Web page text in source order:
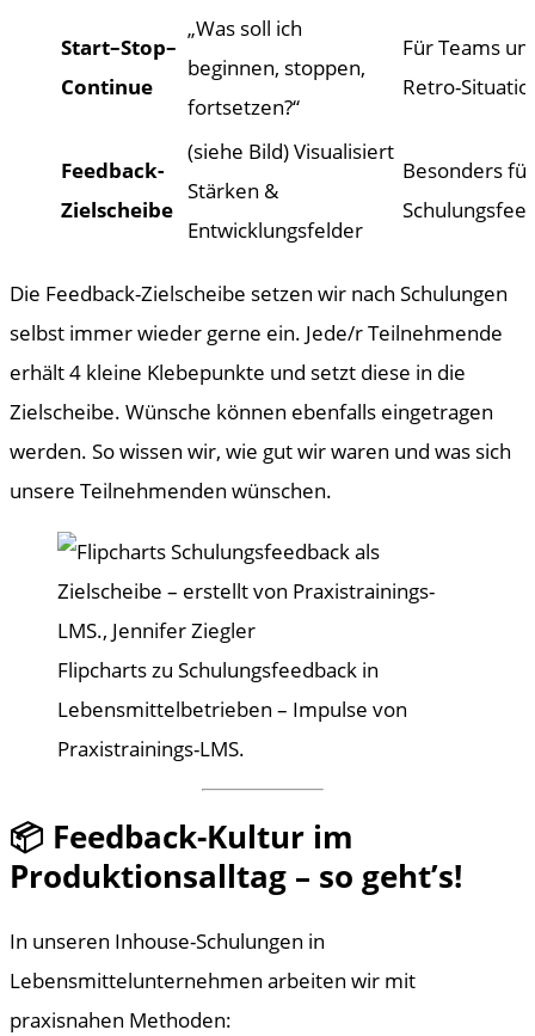
Start–Stop–
Continue
„Was soll ich
beginnen, stoppen,
fortsetzen?“
Für Teams
Retro-
Feedback-
Zielscheibe
(siehe Bild) Visualisiert
Stärken &
Entwicklungsfelder
Besonders für
Die Feedback-Zielscheibe setzen wir nach Schulungen
selbst immer wieder gerne ein. Jede/r Teilnehmende
erhält 4 kleine Klebepunkte und setzt diese in die
Zielscheibe. Wünsche können ebenfalls eingetragen
werden. So wissen wir, wie gut wir waren und was sich
unsere Teilnehmenden wünschen.
Flipcharts zu Schulungsfeedback in
Lebensmittelbetrieben – Impulse von
Praxistrainings-LMS.
📦 Feedback-Kultur im
Produktionsalltag – so geht’s!
In unseren Inhouse-Schulungen in
Lebensmittelunternehmen arbeiten wir mit
praxisnahen Methoden: